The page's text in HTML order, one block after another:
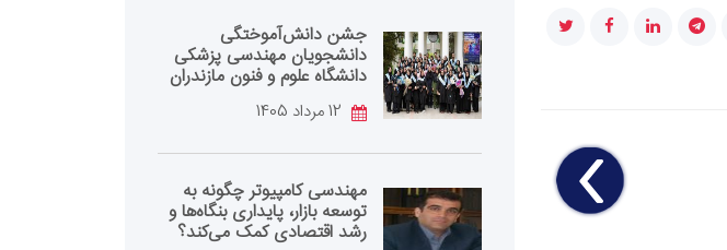
جشن دانش‌آموختگی
دانشجویان مهندسی پزشکی
دانشگاه علوم و فنون مازندران
مهندسی کامپیوتر چگونه به
توسعه بازار، پایداری بنگاه‌ها و
رشد اقتصادی کمک می‌کند؟